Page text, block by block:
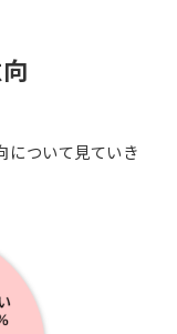
について見ていき